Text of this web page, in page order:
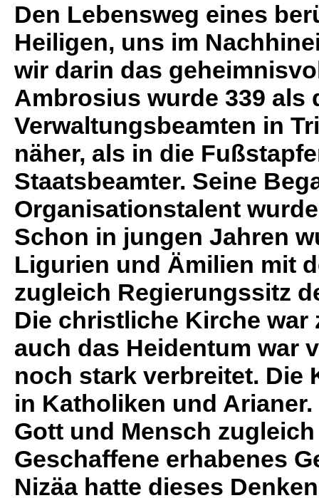
Den Lebensweg eines
Heiligen, uns im
wir darin das
Ambrosius wurde 339 als
Verwaltungsbeamten in
näher, als in die
Staatsbeamter. Seine
Organisationstalent
Schon in jungen Jahren
Ligurien und Ämilien mit
zugleich Regierungssitz
Die christliche Kirche war
auch das Heidentum war
noch stark verbreitet. Die
in Katholiken und
Gott und Mensch
Geschaffene erhabenes
Nizäa hatte dieses